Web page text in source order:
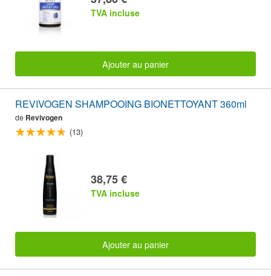
TVA incluse
Ajouter au panier
REVIVOGEN SHAMPOOING BIONETTOYANT 360ml
de Revivogen
(13)
38,75 €
TVA incluse
Ajouter au panier